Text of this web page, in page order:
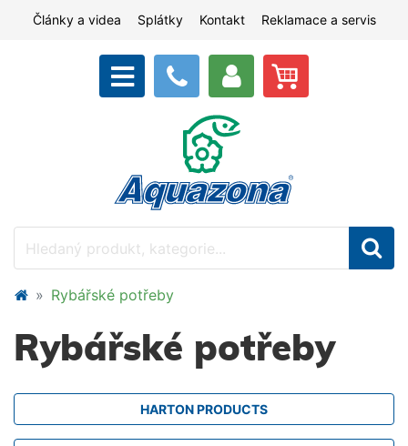
Články a videa Splátky Kontakt Reklamace a servis
Rybářské potřeby
Rybářské potřeby
HARTON PRODUCTS